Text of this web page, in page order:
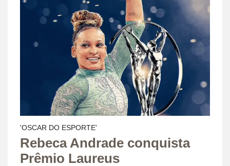
'OSCAR DO ESPORTE'
Rebeca Andrade conquista
Prêmio Laureus